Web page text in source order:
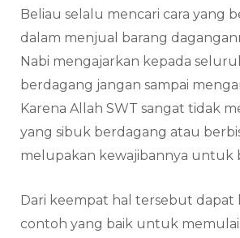
Beliau selalu mencari cara yang
dalam menjual barang
Nabi mengajarkan kepada
berdagang jangan sampai
Karena Allah SWT sangat tidak
yang sibuk berdagang atau
melupakan kewajibannya untuk
Dari keempat hal tersebut dapat
contoh yang baik untuk